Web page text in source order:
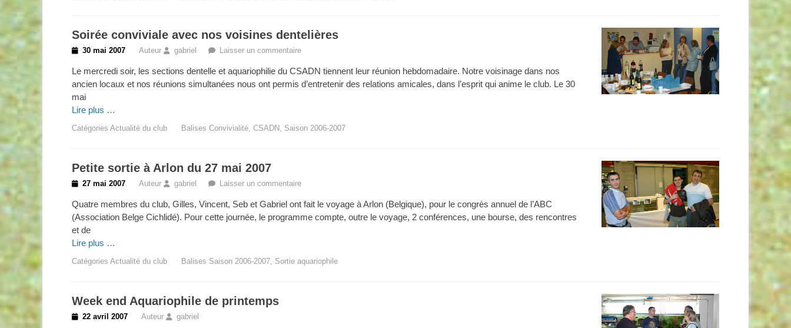
Soirée conviviale avec nos voisines dentelières
Posted30 mai 2007 Auteur gabriel Laisser un commentaire
Le mercredi soir, les sections dentelle et aquariophilie du CSADN tiennent leur réunion hebdomadaire. Notre voisinage dans nos
ancien locaux et nos réunions simultanées nous ont permis d’entretenir des relations amicales, dans l’esprit qui anime le club. Le 30
mai
Lire plus …
Catégories Actualité du club Balises Convivialité, CSADN, Saison 2006-2007
Petite sortie à Arlon du 27 mai 2007
Posted27 mai 2007 Auteur gabriel Laisser un commentaire
Quatre membres du club, Gilles, Vincent, Seb et Gabriel ont fait le voyage à Arlon (Belgique), pour le congrès annuel de l’ABC
(Association Belge Cichlidé). Pour cette journée, le programme compte, outre le voyage, 2 conférences, une bourse, des rencontres
et de
Lire plus …
Catégories Actualité du club Balises Saison 2006-2007, Sortie aquariophile
Week end Aquariophile de printemps
Posted22 avril 2007 Auteur gabriel